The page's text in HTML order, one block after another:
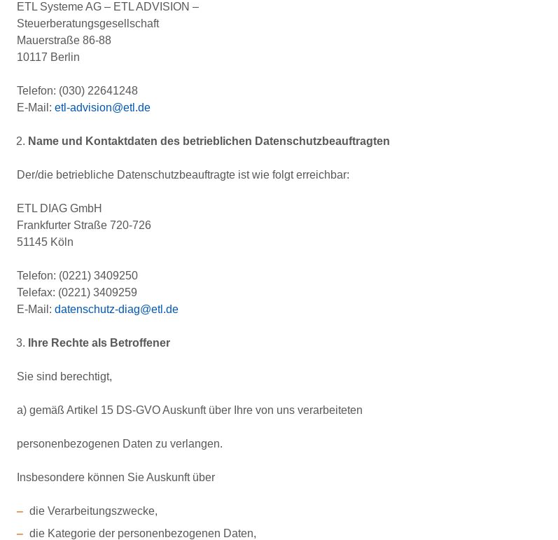
ETL Systeme AG – ETL ADVISION –
Steuerberatungsgesellschaft
Mauerstraße 86-88
10117 Berlin
Telefon: (030) 22641248
E-Mail: etl-advision@etl.de
Name und Kontaktdaten des betrieblichen Datenschutzbeauftragten
Der/die betriebliche Datenschutzbeauftragte ist wie folgt erreichbar:
ETL DIAG GmbH
Frankfurter Straße 720-726
51145 Köln
Telefon: (0221) 3409250
Telefax: (0221) 3409259
E-Mail: datenschutz-diag@etl.de
Ihre Rechte als Betroffener
Sie sind berechtigt,
a) gemäß Artikel 15 DS-GVO Auskunft über Ihre von uns verarbeiteten
personenbezogenen Daten zu verlangen.
Insbesondere können Sie Auskunft über
die Verarbeitungszwecke,
die Kategorie der personenbezogenen Daten,